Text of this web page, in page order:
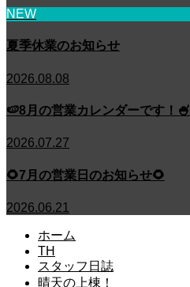
NEW
夏季休業のお知らせ
2026.08.08
🍉8月の営業カレンダーです！🍧
2026.07.27
🌻7月の営業日のお知らせ🌻
2026.06.21
ホーム
TH
スタッフ日誌
晴天の上棟！